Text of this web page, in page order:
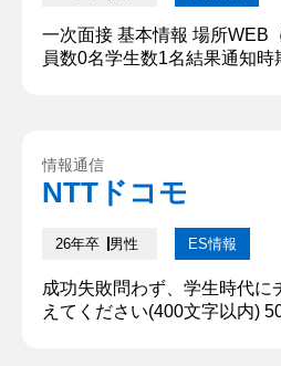
一次面接 基本情報 場所WEB
員数0名学生数1名結果通知
ったこと」です。5人で研究
見を出さないメンバーがいた
情報通信
NTTドコモ
26年卒 男性 ES情報
成功失敗問わず、学生時代に
えてください(400文字以内)